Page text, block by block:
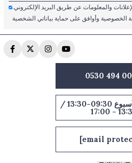
والمعلومات عن طريق البريد الإلكتروني.
الخصوصية وأوافق على حماية بياناتي الشخصية
0530 494
خلال أيام الأسبوع 09:30-13:30 /
13:30 -
[email